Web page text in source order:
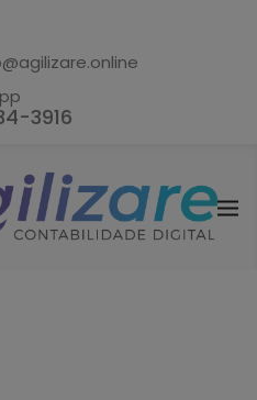
3916